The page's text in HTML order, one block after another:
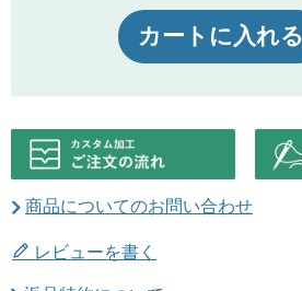
カートに入れる
商品についてのお問い合わせ
レビューを書く